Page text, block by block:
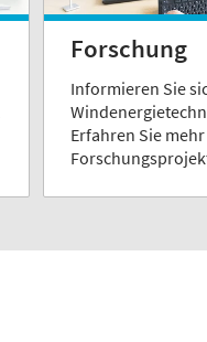
Forschung
Informieren Sie
Erfahren Sie